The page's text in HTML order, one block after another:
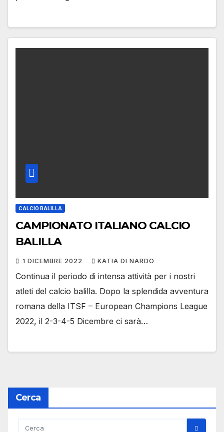
CALCIO BALILLA
CAMPIONATO ITALIANO CALCIO
BALILLA
1 DICEMBRE 2022 KATIA DI NARDO
Continua il periodo di intensa attività per i nostri
atleti del calcio balilla. Dopo la splendida avventura
romana della ITSF – European Champions League
2022, il 2-3-4-5 Dicembre ci sarà…
Cerca